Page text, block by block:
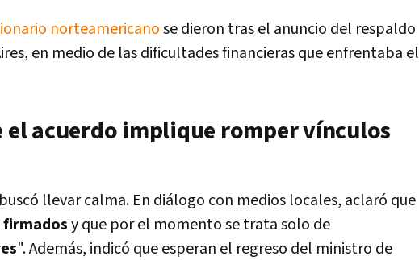
norteamericanose dieron tras el anuncio del respaldo
en medio de las dificultades financieras que enfrentaba el
el acuerdo implique romper vínculos
llevar calma. En diálogo con medios locales, aclaró que
y que por el momento se trata solo de
". Además, indicó que esperan el regreso del ministro de